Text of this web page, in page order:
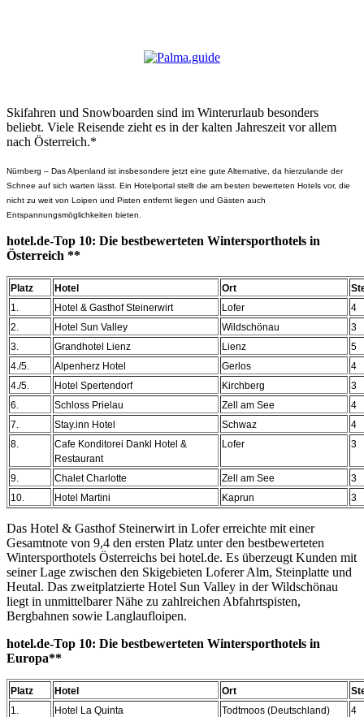
Skifahren und Snowboarden sind im Winterurlaub besonders
beliebt. Viele Reisende zieht es in der kalten Jahreszeit vor allem
nach Österreich.*
Nürnberg – Das Alpenland ist insbesondere jetzt eine gute Alternative, da hierzulande der
Schnee auf sich warten lässt. Ein Hotelportal stellt die am besten bewerteten Hotels vor, die
nicht zu weit von Loipen und Pisten entfernt liegen und Gästen auch
Entspannungsmöglichkeiten bieten.
hotel.de-Top 10: Die bestbewerteten Wintersporthotels in
Österreich **
Platz Hotel Ort
1.
Hotel & Gasthof Steinerwirt Lofer
4
2.
Hotel Sun Valley Wildschönau
3
3.
Grandhotel Lienz Lienz
5
4./5.
Alpenherz Hotel Gerlos
4
4./5.
Hotel Spertendorf Kirchberg
3
6.
Schloss Prielau Zell am See
4
7.
Stay.inn Hotel Schwaz
4
8.
Cafe Konditorei Dankl Hotel &
Restaurant
Lofer 3
9. Chalet Charlotte Zell am See
3
10.
Hotel Martini Kaprun 3
Das Hotel & Gasthof Steinerwirt in Lofer erreichte mit einer
Gesamtnote von 9,4 den ersten Platz unter den bestbewerteten
Wintersporthotels Österreichs bei hotel.de. Es überzeugt Kunden mit
seiner Lage zwischen den Skigebieten Loferer Alm, Steinplatte und
Heutal. Das zweitplatzierte Hotel Sun Valley in der Wildschönau
liegt in unmittelbarer Nähe zu zahlreichen Abfahrtspisten,
Bergbahnen sowie Langlaufloipen.
hotel.de-Top 10: Die bestbewerteten Wintersporthotels in
Europa**
Platz Hotel Ort
1.
Hotel La Quinta Todtmoos (Deutschland)
4